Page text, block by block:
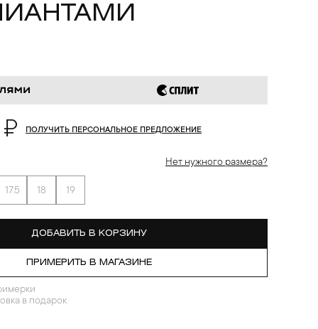
ПОЛУЧИТЬ ПЕРСОНАЛЬНОЕ ПРЕДЛОЖЕНИЕ
Нет нужного размера?
17.5 18 19
ДОБАВИТЬ В КОРЗИНУ
ПРИМЕРИТЬ В МАГАЗИНЕ
в подарок